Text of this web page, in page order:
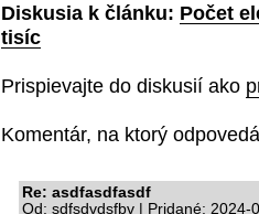
Diskusia k článku: Počet
tisíc
Prispievajte do diskusií ako
Komentár, na ktorý
Re: asdfasdfasdf
Od: sdfsdvdsfbv | Pridané: 2024-